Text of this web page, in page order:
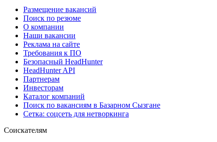
Размещение вакансий
Поиск по резюме
О компании
Наши вакансии
Реклама на сайте
Требования к ПО
Безопасный HeadHunter
HeadHunter API
Партнерам
Инвесторам
Каталог компаний
Поиск по вакансиям в Базарном Сызгане
Сетка: соцсеть для нетворкинга
Соискателям